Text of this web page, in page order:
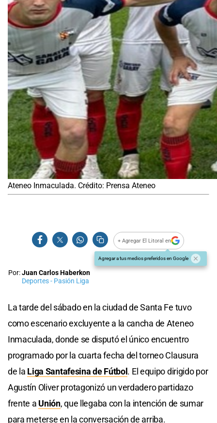
Ateneo Inmaculada. Crédito: Prensa Ateneo
+ Agregar El Litoral en
Agregar a tus medios preferidos en Google
Por:Juan Carlos Haberkon
Deportes - Pasión Liga
La tarde del sábado en la ciudad de Santa Fe tuvo
como escenario excluyente a la cancha de Ateneo
Inmaculada, donde se disputó el único encuentro
programado por la cuarta fecha del torneo Clausura
de la Liga Santafesina de Fútbol . El equipo dirigido por
Agustín Oliver protagonizó un verdadero partidazo
frente a Unión, que llegaba con la intención de sumar
para meterse en la conversación de arriba.